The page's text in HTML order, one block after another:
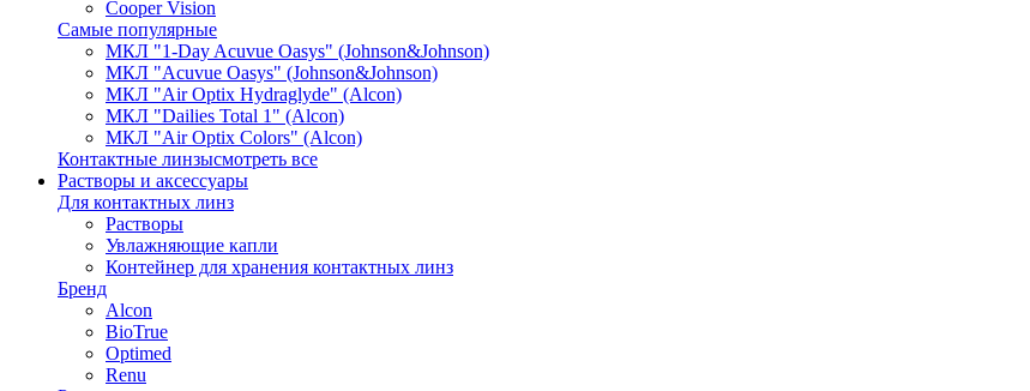
Cooper Vision
Самые популярные
МКЛ "1-Day Acuvue Oasys" (Johnson&Johnson)
МКЛ "Acuvue Oasys" (Johnson&Johnson)
МКЛ "Air Optix Hydraglyde" (Alcon)
МКЛ "Dailies Total 1" (Alcon)
МКЛ "Air Optix Colors" (Alcon)
Контактные линзысмотреть все
Растворы и аксессуары
Для контактных линз
Растворы
Увлажняющие капли
Контейнер для хранения контактных линз
Бренд
Alcon
BioTrue
Optimed
Renu